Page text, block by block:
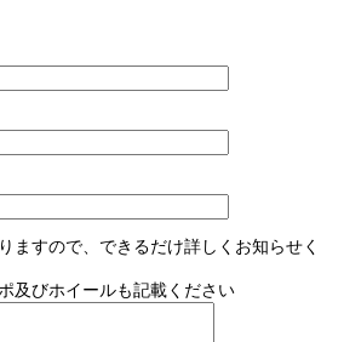
ますので、できるだけ詳しくお知らせく
及びホイールも記載ください